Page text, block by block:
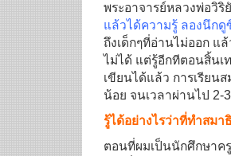
พระอาจารย์หลวงพ่อวิริ
แล้วได้ความรู้ ลองนึกดู
ถึงเด็กๆที่อ่านไม่ออก แ
ไม่ได้ แต่รู้อีกทีตอนสิ้นเ
เขียนได้แล้ว การเรียน
น้อย จนเวลาผ่านไป 2-3
รู้ได้อย่างไรว่าที่ทำสมา
ตอนที่ผมเป็นนักศึกษาค